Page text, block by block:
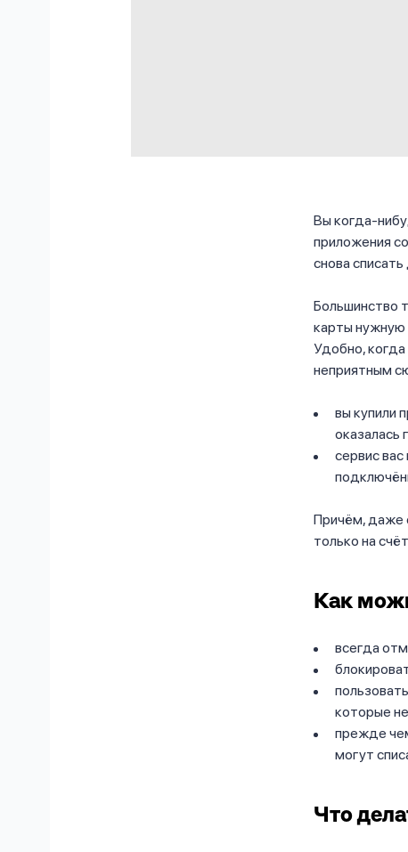
Вы когда-
приложения
снова
Большинство
карты нужную
Удобно,
неприятным
вы купили
оказалась
сервис
Причём, даже
только на
Как
всегда
которые
прежде
могут
Что